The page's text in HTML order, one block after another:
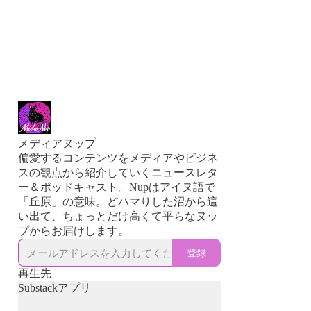
メディアヌップ
偏愛するコンテンツをメディアやビジネ
スの観点から紹介していくニュースレタ
ー＆ポッドキャスト。Nupはアイヌ語で
「丘原」の意味。どハマりした沼から這
い出て、ちょっとだけ高くて平らなヌッ
プからお届けします。
登録
再生先
Substackアプリ